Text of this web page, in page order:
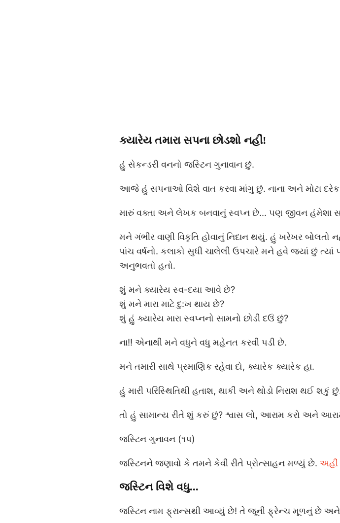
ક્યારેય તમારા સપના છોડશો નહીં!
હું સેકન્ડરી વનનો જસ્ટિન ગુનાવાન છું.
આજે હું સપનાઓ વિશે વાત કરવા માંગુ છું. નાના અને મોટા
મારું વક્તા અને લેખક બનવાનું સ્વપ્ન છે... પણ જીવન હંમેશા
મને ગંભીર વાણી વિકૃતિ હોવાનું નિદાન થયું. હું ખરેખર બોલતો
પાંચ વર્ષનો. કલાકો સુધી ચાલેલી ઉપચારે મને હવે જ્યાં છું
અનુભવતો હતો.
શું મને ક્યારેય સ્વ-દયા આવે છે?
શું મને મારા માટે દુ:ખ થાય છે?
શું હું ક્યારેય મારા સ્વપ્નનો સામનો છોડી દઉં છું?
ના!! એનાથી મને વધુને વધુ મહેનત કરવી પડી છે.
મને તમારી સાથે પ્રમાણિક રહેવા દો, ક્યારેક ક્યારેક હા.
હું મારી પરિસ્થિતિથી હતાશ, થાકી અને થોડો નિરાશ થઈ શકું
તો હું સામાન્ય રીતે શું કરું છું? શ્વાસ લો, આરામ કરો અને
જસ્ટિન ગુનાવન (૧૫)
જસ્ટિનને જણાવો કે તમને કેવી રીતે પ્રોત્સાહન મળ્યું છે. અહીં
જસ્ટિન વિશે વધુ...
જસ્ટિન નામ ફ્રાન્સથી આવ્યું છે! તે જૂની ફ્રેન્ચ મૂળનું છે અને